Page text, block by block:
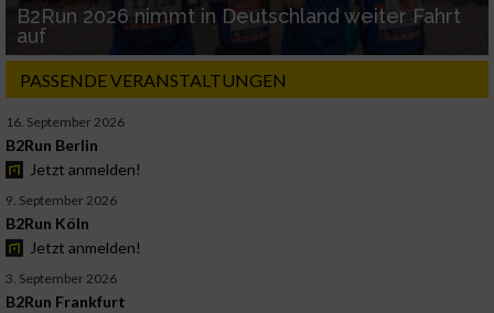
B2Run 2026 nimmt in Deutschland weiter Fahrt
auf
PASSENDE VERANSTALTUNGEN
16. September 2026
B2Run Berlin
Jetzt anmelden!
9. September 2026
B2Run Köln
Jetzt anmelden!
3. September 2026
B2Run Frankfurt